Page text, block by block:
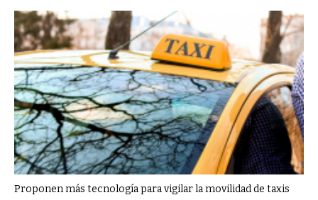
Proponen más tecnología para vigilar la movilidad de taxis